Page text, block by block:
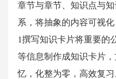
章节与章节、知识点与
系，将抽象的内容可视
1撰写知识卡片将重要的
等信息制作成知识卡片
忆，化整为零，高效复